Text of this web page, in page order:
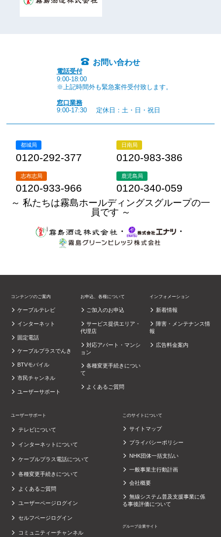
お問い合わせ
電話受付
9:00-18:00
※上記時間外も緊急案件受付致します。
窓口業務
9:00-17:30
定休日：土・日・祝日
都城局
0120-292-377
日南局
0120-983-386
志布志局
0120-933-966
鹿児島局
0120-340-059
～ 私たちは霧島ホールディングスグループの一
員です ～
・
・
コンテンツのご案内
ケーブルテレビ
インターネット
固定電話
ケーブルプラスでんき
BTVモバイル
市民チャンネル
ユーザーサポート
お申込、各種について
ご加入のお申込
サービス提供エリア・
代理店
対応アパート・マンシ
ョン
各種変更手続きについ
て
よくあるご質問
インフォメーション
新着情報
障害・メンテナンス情
報
広告料金案内
ユーザーサポート
テレビについて
インターネットについて
ケーブルプラス電話について
各種変更手続きについて
よくあるご質問
ユーザーページログイン
セルフページログイン
コミュニティーチャンネル
このサイトについて
サイトマップ
プライバシーポリシー
NHK団体一括支払い
一般事業主行動計画
会社概要
無線システム普及支援事業に係
る事後評価について
グループ企業サイト